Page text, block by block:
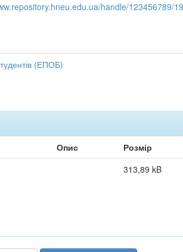
handle/123456789/
(ЕПОБ)
Опис Розмір
313,89 kB